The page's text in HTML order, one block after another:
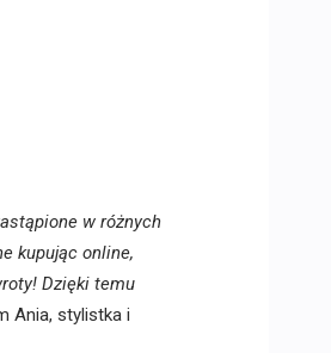
w różnych
kupując online,
Dzięki temu
Ania, stylistka i